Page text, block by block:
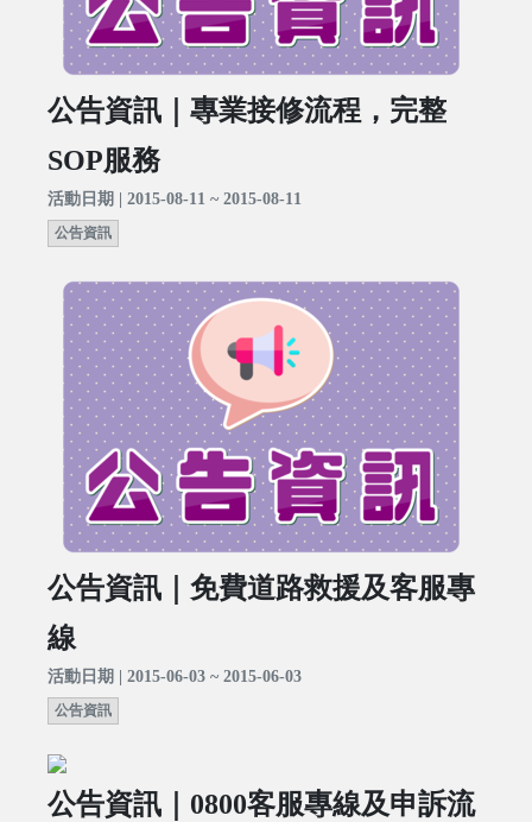
公告資訊｜專業接修流程，完整
SOP服務
活動日期 | 2015-08-11 ~ 2015-08-11
公告資訊
公告資訊｜免費道路救援及客服專
線
活動日期 | 2015-06-03 ~ 2015-06-03
公告資訊
公告資訊｜0800客服專線及申訴流